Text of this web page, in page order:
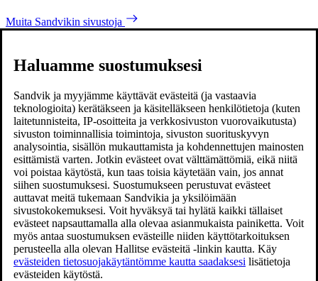
Muita Sandvikin sivustoja
Haluamme suostumuksesi
Sandvik ja myyjämme käyttävät evästeitä (ja vastaavia
teknologioita) kerätäkseen ja käsitelläkseen henkilötietoja (kuten
laitetunnisteita, IP-osoitteita ja verkkosivuston vuorovaikutusta)
sivuston toiminnallisia toimintoja, sivuston suorituskyvyn
analysointia, sisällön mukauttamista ja kohdennettujen mainosten
esittämistä varten. Jotkin evästeet ovat välttämättömiä, eikä niitä
voi poistaa käytöstä, kun taas toisia käytetään vain, jos annat
siihen suostumuksesi. Suostumukseen perustuvat evästeet
auttavat meitä tukemaan Sandvikia ja yksilöimään
sivustokokemuksesi. Voit hyväksyä tai hylätä kaikki tällaiset
evästeet napsauttamalla alla olevaa asianmukaista painiketta. Voit
myös antaa suostumuksen evästeille niiden käyttötarkoituksen
perusteella alla olevan Hallitse evästeitä -linkin kautta. Käy
evästeiden tietosuojakäytäntömme kautta saadaksesi lisätietoja
evästeiden käytöstä.